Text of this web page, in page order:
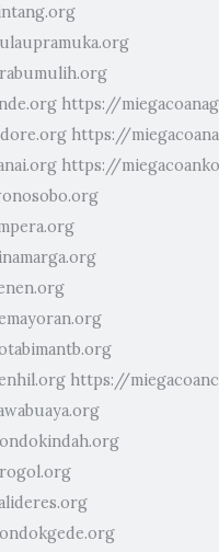
https://
https://
https://
https://